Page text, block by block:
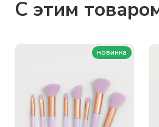
C этим
новинка